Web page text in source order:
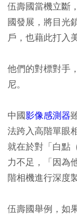
伍壽國當機立斷
國發展，將目光
戶，也藉此打入
他們的對標對手
尼。
中國影像感測器
法跨入高階單眼
就在於對「白點
力不足，「因為
階相機進行深度
伍壽國舉例，如